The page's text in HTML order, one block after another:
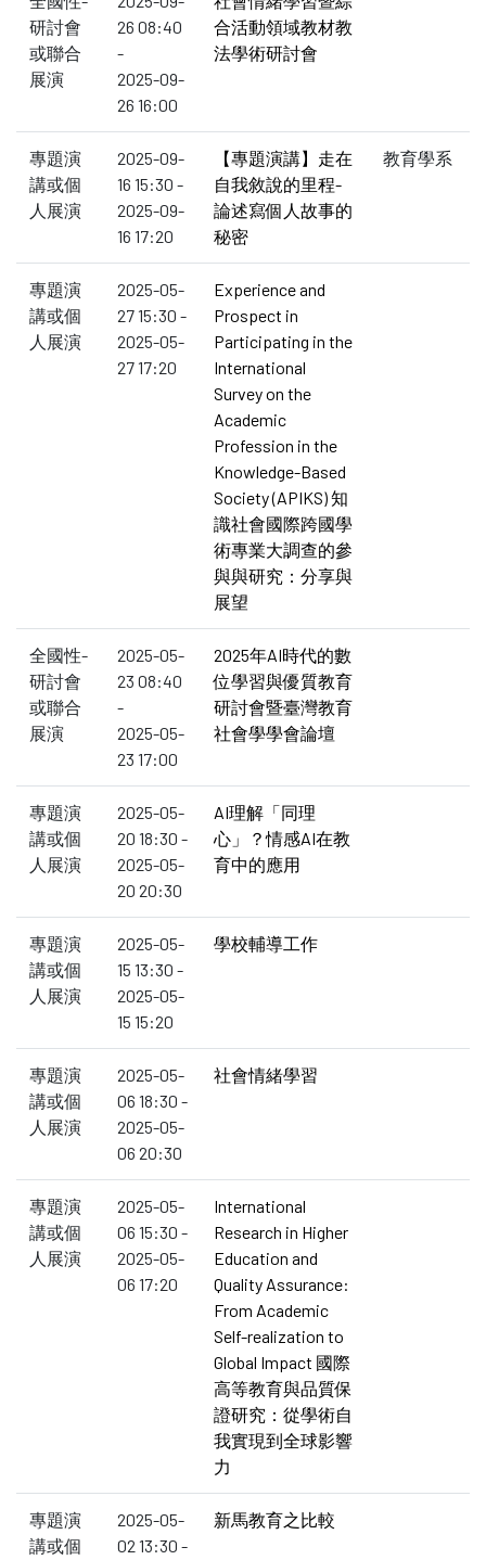
研討會
或聯合
展演
26 08:40
-
2025-09-
26 16:00
合活動領域教材教
法學術研討會
專題演
講或個
人展演
2025-09-
16 15:30 -
2025-09-
16 17:20
【專題演講】走在
自我敘說的里程-
論述寫個人故事的
秘密
教育學系
專題演
講或個
人展演
2025-05-
27 15:30 -
2025-05-
27 17:20
Experience and
Prospect in
Participating in the
International
Survey on the
Academic
Profession in the
Knowledge-Based
Society (APIKS) 知
識社會國際跨國學
術專業大調查的參
與與研究：分享與
展望
全國性-
研討會
或聯合
展演
2025-05-
23 08:40
-
2025-05-
23 17:00
2025年AI時代的數
位學習與優質教育
研討會暨臺灣教育
社會學學會論壇
專題演
講或個
人展演
2025-05-
20 18:30 -
2025-05-
20 20:30
AI理解「同理
心」？情感AI在教
育中的應用
專題演
講或個
人展演
2025-05-
15 13:30 -
2025-05-
15 15:20
學校輔導工作
專題演
講或個
人展演
2025-05-
06 18:30 -
2025-05-
06 20:30
社會情緒學習
專題演
講或個
人展演
2025-05-
06 15:30 -
2025-05-
06 17:20
International
Research in Higher
Education and
Quality Assurance:
From Academic
Self-realization to
Global Impact 國際
高等教育與品質保
證研究：從學術自
我實現到全球影響
力
專題演
講或個
2025-05-
02 13:30 -
新馬教育之比較